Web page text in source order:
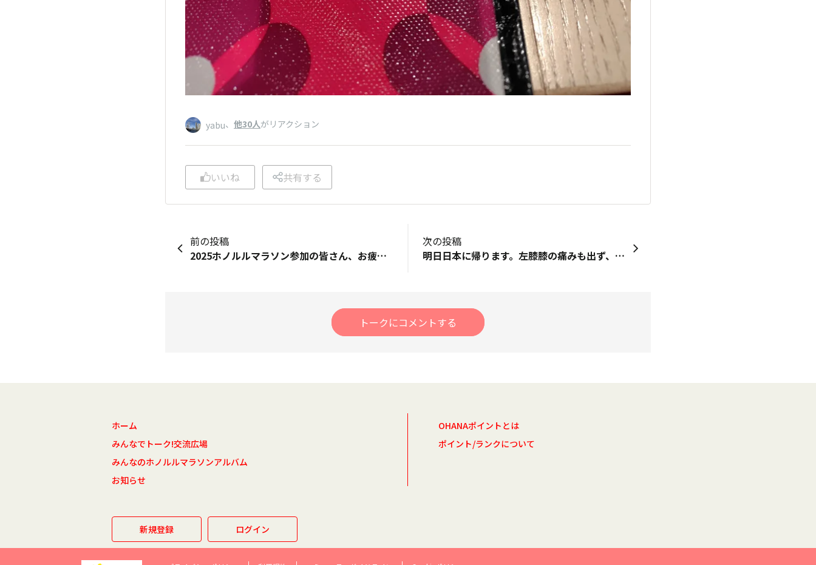
yabu、 他30人がリアクション
いいね 共有する
前の投稿
2025ホノルルマラソン参加の皆さん、お疲れ様でした。 「じじいでも走れる」Tシャツで頑張りましたがハーフで腰が砕けたのでゴールまで歩いてしまいました😓 声を掛けていただいた方々に感謝です🙏
次の投稿
明日日本に帰ります。左膝膝の痛みも出ず、５時間23分30秒で走れました。初ホノルルマラソン、還暦祝いで参加できて本当に良かったし、楽しい4日を過ごせました。前日のヨガも参加できて色々とありがとうございました。
トークにコメントする
ホーム
みんなでトーク!交流広場
みんなのホノルルマラソンアルバム
お知らせ
OHANAポイントとは
ポイント/ランクについて
新規登録 ログイン